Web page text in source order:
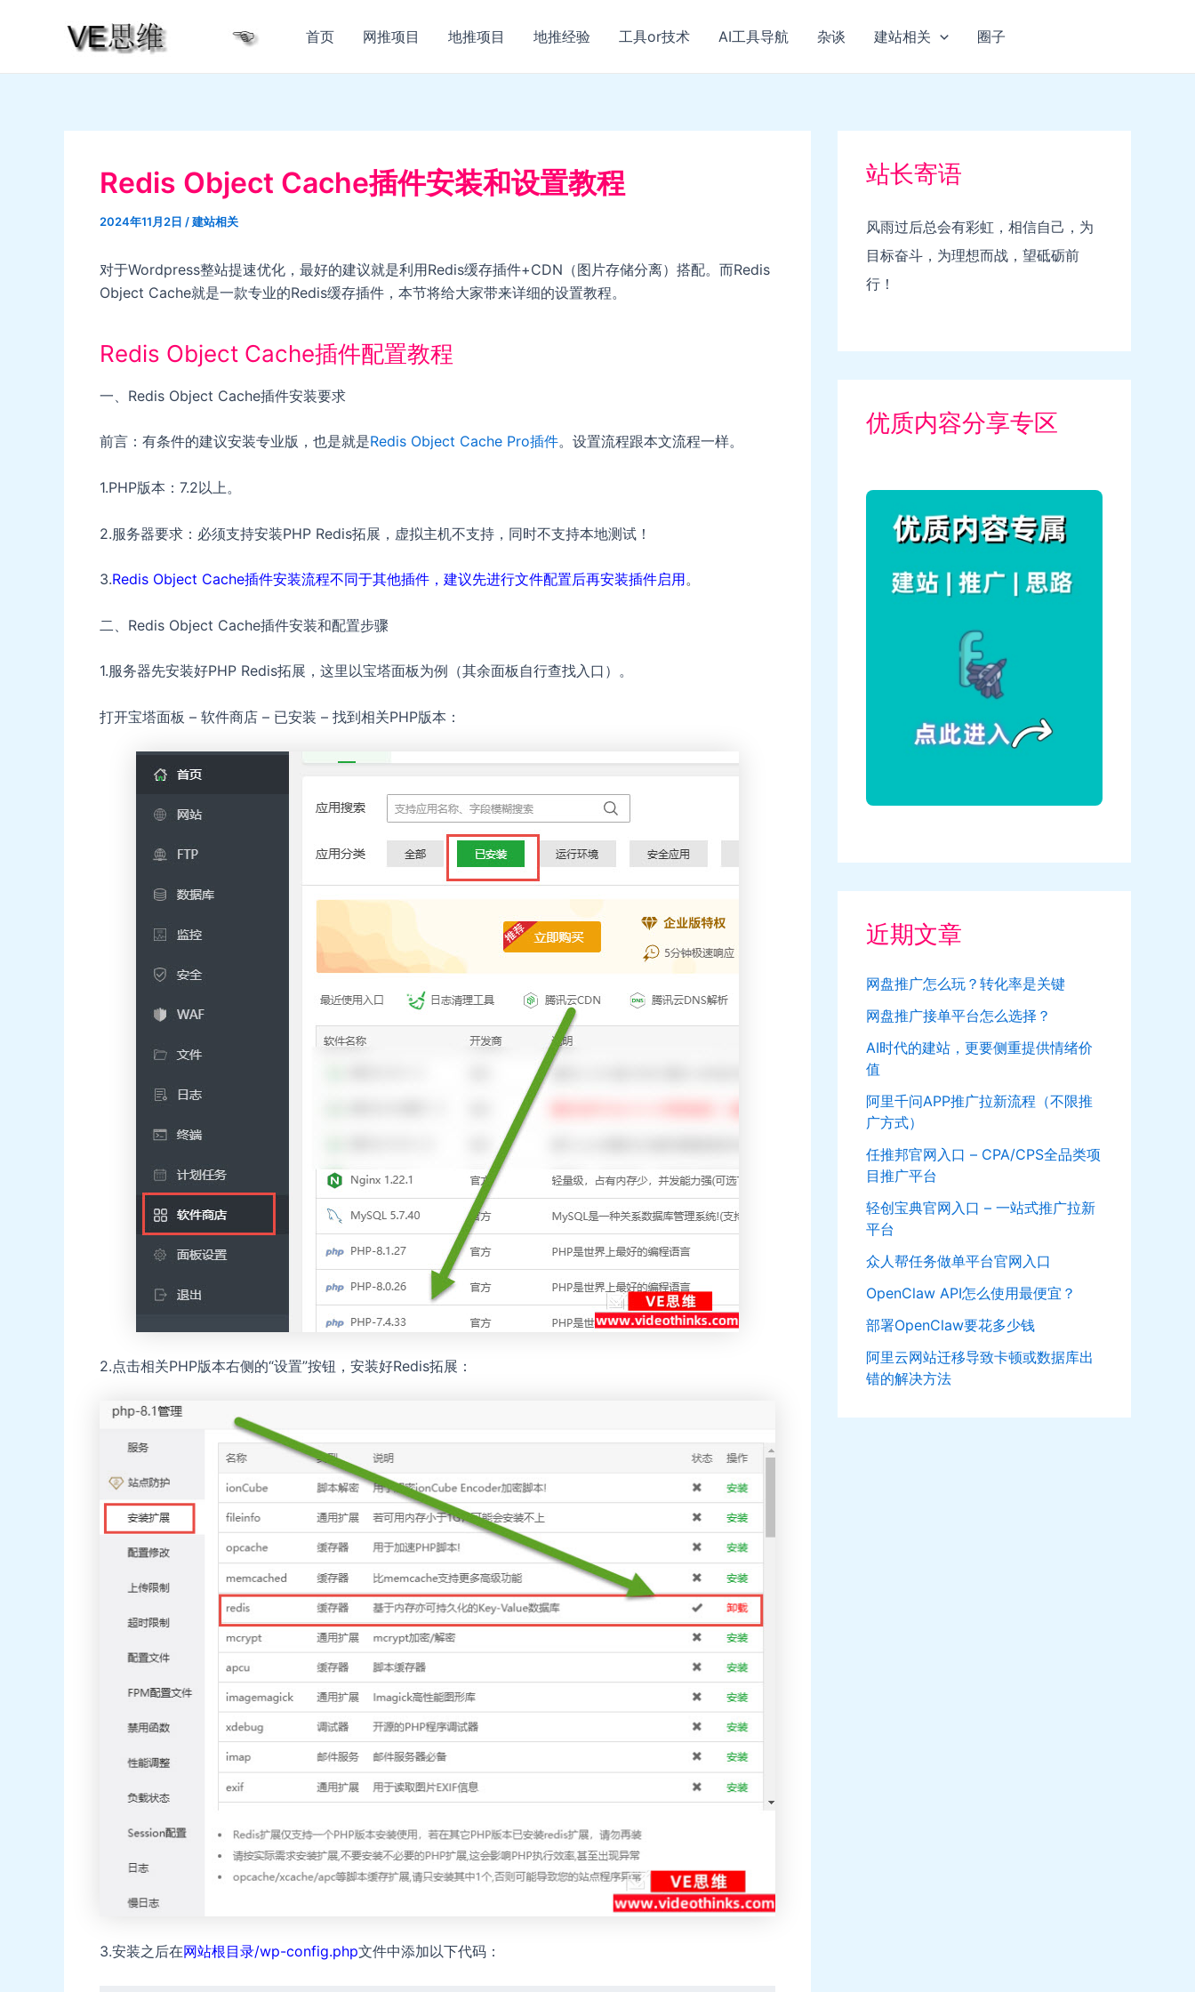
首页 网推项目 地推项目 地推经验 工具or技术 AI工具导航 杂谈 建站相关 圈子
Redis Object Cache插件安装和设置教程
2024年11月2日 /建站相关
对于Wordpress整站提速优化，最好的建议就是利用Redis缓存插件+CDN（图片存储分离）搭配。而Redis
Object Cache就是一款专业的Redis缓存插件，本节将给大家带来详细的设置教程。
Redis Object Cache插件配置教程
一、Redis Object Cache插件安装要求
前言：有条件的建议安装专业版，也是就是Redis Object Cache Pro插件。设置流程跟本文流程一样。
1.PHP版本：7.2以上。
2.服务器要求：必须支持安装PHP Redis拓展，虚拟主机不支持，同时不支持本地测试！
3.Redis Object Cache插件安装流程不同于其他插件，建议先进行文件配置后再安装插件启用。
二、Redis Object Cache插件安装和配置步骤
1.服务器先安装好PHP Redis拓展，这里以宝塔面板为例（其余面板自行查找入口）。
打开宝塔面板 – 软件商店 – 已安装 – 找到相关PHP版本：
2.点击相关PHP版本右侧的“设置”按钮，安装好Redis拓展：
3.安装之后在网站根目录/wp-config.php文件中添加以下代码：
站长寄语
风雨过后总会有彩虹，相信自己，为
目标奋斗，为理想而战，望砥砺前
行！
优质内容分享专区
近期文章
网盘推广怎么玩？转化率是关键
网盘推广接单平台怎么选择？
AI时代的建站，更要侧重提供情绪价
值
阿里千问APP推广拉新流程（不限推
广方式）
任推邦官网入口 – CPA/CPS全品类项
目推广平台
轻创宝典官网入口 – 一站式推广拉新
平台
众人帮任务做单平台官网入口
OpenClaw API怎么使用最便宜？
部署OpenClaw要花多少钱
阿里云网站迁移导致卡顿或数据库出
错的解决方法